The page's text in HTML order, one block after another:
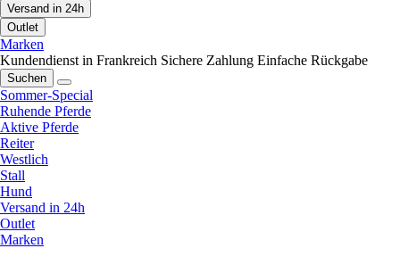
Versand in 24h
Outlet
Marken
Kundendienst in Frankreich Sichere Zahlung Einfache Rückgabe
Suchen
Sommer-Special
Ruhende Pferde
Aktive Pferde
Reiter
Westlich
Stall
Hund
Versand in 24h
Outlet
Marken